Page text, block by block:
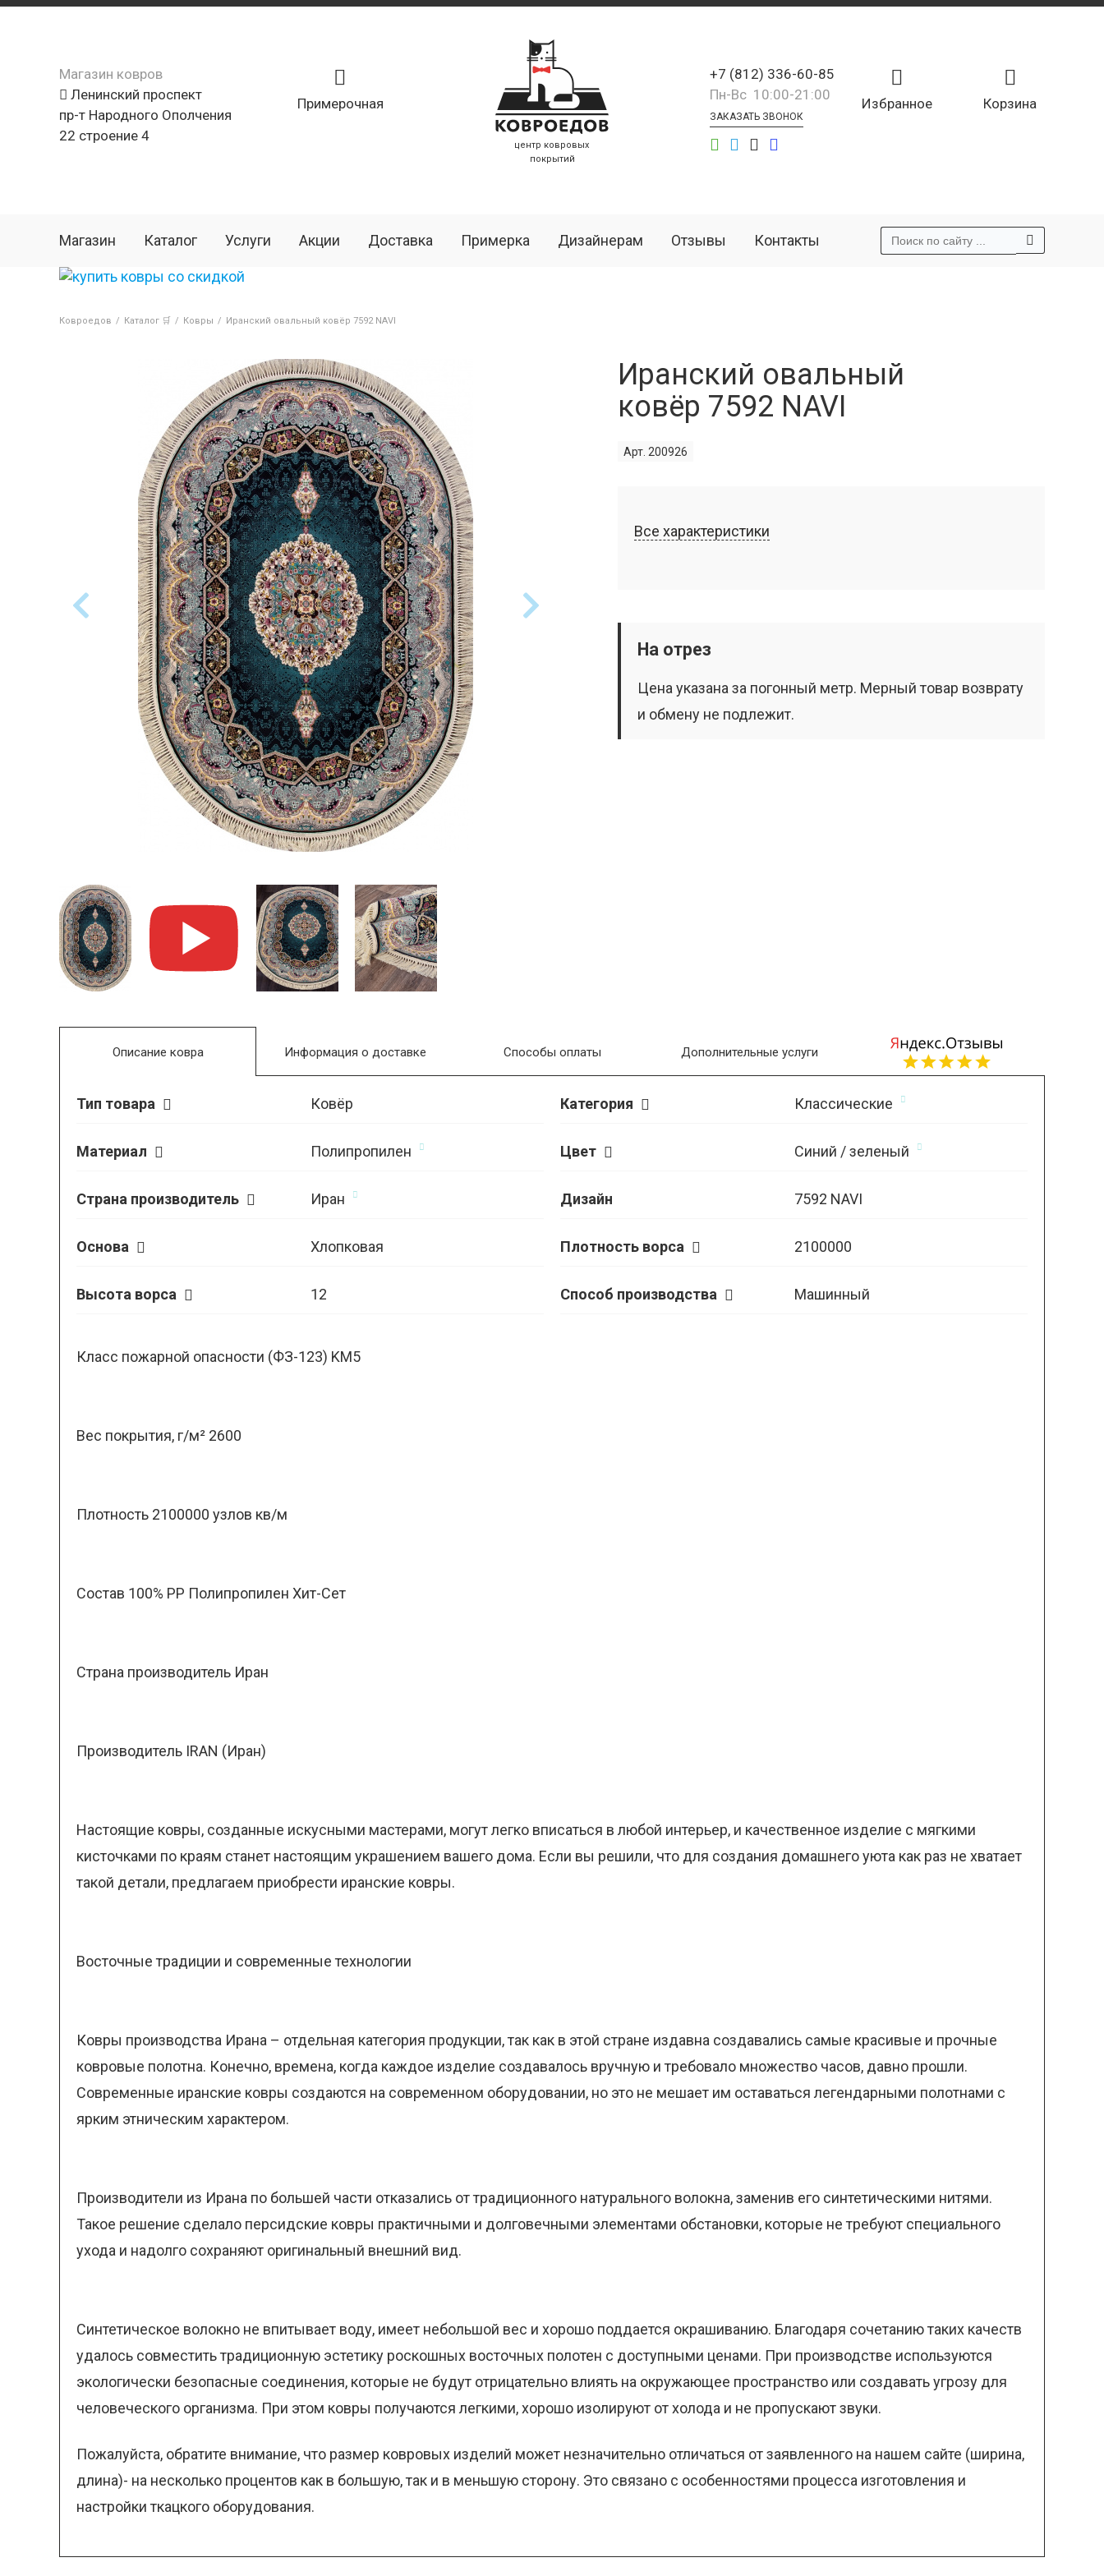
Магазин ковров
Ленинский проспект
пр-т Народного Ополчения
22 строение 4
Примерочная
центр ковровых
покрытий
Корзина
Избранное
+7 (812) 336-60-85
Пн-Вс 10:00-21:00
ЗАКАЗАТЬ ЗВОНОК
Магазин Каталог Услуги Акции Доставка Примерка Дизайнерам Отзывы Контакты
Ковроедов / Каталог 🛒 / Ковры / Иранский овальный ковёр 7592 NAVI
Иранский овальный
ковёр 7592 NAVI
Арт. 200926
Все характеристики
На отрез
Цена указана за погонный метр. Мерный товар возврату
и обмену не подлежит.
Описание ковра
Тип товара Ковёр Категория Классические
Материал Полипропилен Цвет Синий / зеленый
Страна производитель Иран Дизайн 7592 NAVI
Основа Хлопковая Плотность ворса 2100000
Высота ворса 12 Способ производства Машинный
Класс пожарной опасности (ФЗ-123) KM5
Вес покрытия, г/м² 2600
Плотность 2100000 узлов кв/м
Состав 100% PP Полипропилен Хит-Сет
Страна производитель Иран
Производитель IRAN (Иран)
Настоящие ковры, созданные искусными мастерами, могут легко вписаться в любой интерьер, и качественное изделие с мягкими
кисточками по краям станет настоящим украшением вашего дома. Если вы решили, что для создания домашнего уюта как раз не хватает
такой детали, предлагаем приобрести иранские ковры.
Восточные традиции и современные технологии
Ковры производства Ирана – отдельная категория продукции, так как в этой стране издавна создавались самые красивые и прочные
ковровые полотна. Конечно, времена, когда каждое изделие создавалось вручную и требовало множество часов, давно прошли.
Современные иранские ковры создаются на современном оборудовании, но это не мешает им оставаться легендарными полотнами с
ярким этническим характером.
Производители из Ирана по большей части отказались от традиционного натурального волокна, заменив его синтетическими нитями.
Такое решение сделало персидские ковры практичными и долговечными элементами обстановки, которые не требуют специального
ухода и надолго сохраняют оригинальный внешний вид.
Синтетическое волокно не впитывает воду, имеет небольшой вес и хорошо поддается окрашиванию. Благодаря сочетанию таких качеств
удалось совместить традиционную эстетику роскошных восточных полотен с доступными ценами. При производстве используются
экологически безопасные соединения, которые не будут отрицательно влиять на окружающее пространство или создавать угрозу для
человеческого организма. При этом ковры получаются легкими, хорошо изолируют от холода и не пропускают звуки.
Пожалуйста, обратите внимание, что размер ковровых изделий может незначительно отличаться от заявленного на нашем сайте (ширина,
длина)- на несколько процентов как в большую, так и в меньшую сторону. Это связано с особенностями процесса изготовления и
настройки ткацкого оборудования.
Информация о доставке Способы оплаты Дополнительные услуги